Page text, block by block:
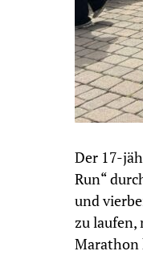
Der 17-
Run“
und
zu laufen,
Marathon